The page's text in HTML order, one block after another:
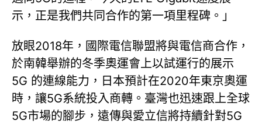
示，正是我們共同合作的第一項里程碑。」
放眼2018年，國際電信聯盟將與電信商合作，
於南韓舉辦的冬季奧運會上以試運行的展示
5G 的連線能力，日本預計在2020年東京奧運
時，讓5G系統投入商轉。臺灣也迅速跟上全球
5G市場的腳步，遠傳與愛立信將持續針對5G